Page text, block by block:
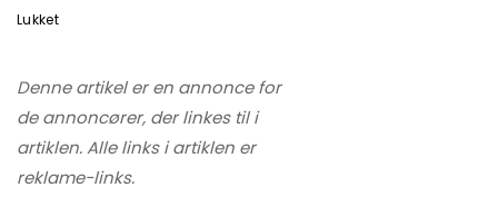
Lukket
Denne artikel er en annonce for
de annoncører, der linkes til i
artiklen. Alle links i artiklen er
reklame-links.